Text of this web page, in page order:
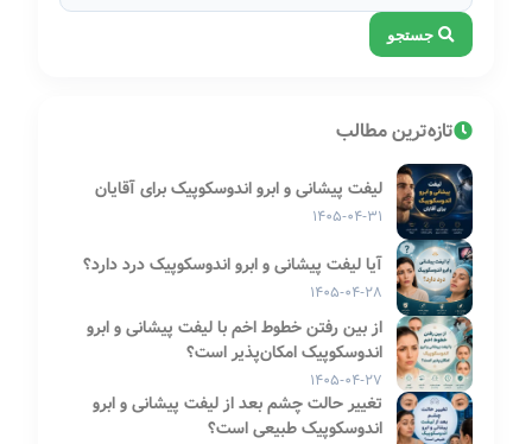
جستجو
تازه‌ترین مطالب
لیفت پیشانی و ابرو اندوسکوپیک برای آقایان
۱۴۰۵-۰۴-۳۱
آیا لیفت پیشانی و ابرو اندوسکوپیک درد دارد؟
۱۴۰۵-۰۴-۲۸
از بین رفتن خطوط اخم با لیفت پیشانی و ابرو
اندوسکوپیک امکان‌پذیر است؟
۱۴۰۵-۰۴-۲۷
تغییر حالت چشم بعد از لیفت پیشانی و ابرو
اندوسکوپیک طبیعی است؟